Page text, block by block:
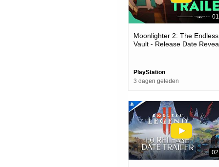
Moonlighter 2: The Endless
Vault - Release Date
PlayStation
3 dagen geleden